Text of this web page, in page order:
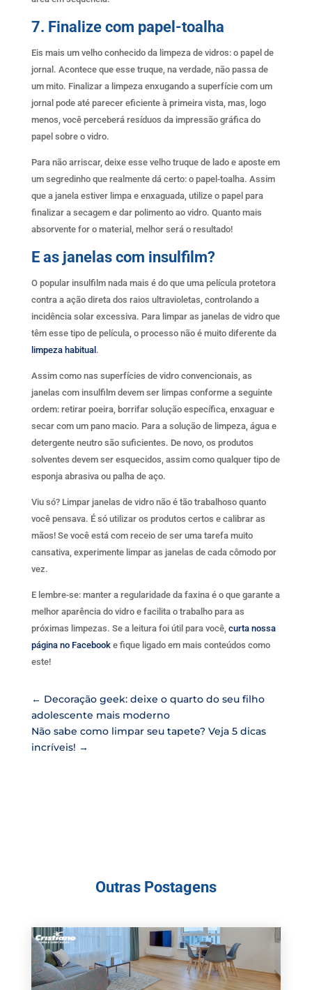
7. Finalize com papel-toalha
Eis mais um velho conhecido da limpeza de vidros: o papel de
jornal. Acontece que esse truque, na verdade, não passa de
um mito. Finalizar a limpeza enxugando a superfície com um
jornal pode até parecer eficiente à primeira vista, mas, logo
menos, você perceberá resíduos da impressão gráfica do
papel sobre o vidro.
Para não arriscar, deixe esse velho truque de lado e aposte em
um segredinho que realmente dá certo: o papel-toalha. Assim
que a janela estiver limpa e enxaguada, utilize o papel para
finalizar a secagem e dar polimento ao vidro. Quanto mais
absorvente for o material, melhor será o resultado!
E as janelas com insulfilm?
O popular insulfilm nada mais é do que uma película protetora
contra a ação direta dos raios ultravioletas, controlando a
incidência solar excessiva. Para limpar as janelas de vidro que
têm esse tipo de película, o processo não é muito diferente da
limpeza habitual.
Assim como nas superfícies de vidro convencionais, as
janelas com insulfilm devem ser limpas conforme a seguinte
ordem: retirar poeira, borrifar solução específica, enxaguar e
secar com um pano macio. Para a solução de limpeza, água e
detergente neutro são suficientes. De novo, os produtos
solventes devem ser esquecidos, assim como qualquer tipo de
esponja abrasiva ou palha de aço.
Viu só? Limpar janelas de vidro não é tão trabalhoso quanto
você pensava. É só utilizar os produtos certos e calibrar as
mãos! Se você está com receio de ser uma tarefa muito
cansativa, experimente limpar as janelas de cada cômodo por
vez.
E lembre-se: manter a regularidade da faxina é o que garante a
melhor aparência do vidro e facilita o trabalho para as
próximas limpezas. Se a leitura foi útil para você, curta nossa
página no Facebooke fique ligado em mais conteúdos como
este!
← Decoração geek: deixe o quarto do seu filho
adolescente mais moderno
Não sabe como limpar seu tapete? Veja 5 dicas
incríveis! →
Outras Postagens